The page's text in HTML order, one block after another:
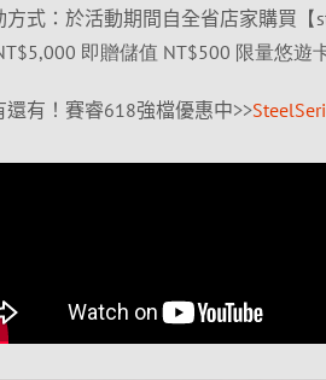
方式：於活動期間自全省店家購買 【
即贈儲值 NT$500 限量悠遊
還有！賽睿618強檔優惠中>>